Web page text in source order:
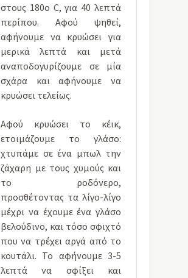
στους 180ο C, για 40 λεπτά
περίπου. Αφού ψηθεί,
αφήνουμε να κρυώσει για
μερικά λεπτά και μετά
αναποδογυρίζουμε σε μία
σχάρα και αφήνουμε να
κρυώσει τελείως.
Αφού κρυώσει το κέικ,
ετοιμάζουμε το γλάσο:
χτυπάμε σε ένα μπωλ την
ζάχαρη με τους χυμούς και
το ροδόνερο,
προσθέτοντας τα λίγο-λίγο
μέχρι να έχουμε ένα γλάσο
βελούδινο, και τόσο σφιχτό
που να τρέχει αργά από το
κουτάλι. Το αφήνουμε 3-5
λεπτά να σφίξει και